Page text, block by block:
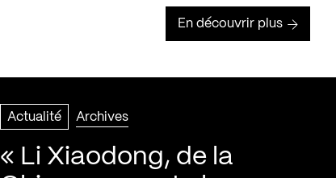
En découvrir plus
Actualité Archives
« Li Xiaodong, de la